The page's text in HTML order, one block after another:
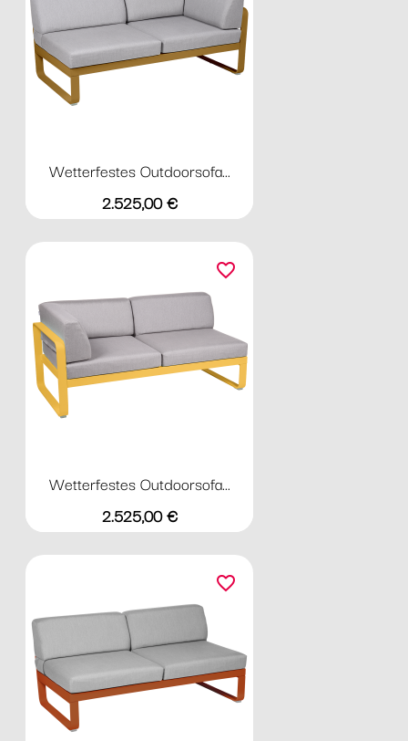
Wetterfestes Outdoorsofa...
Preis
2.525,00 €
Wetterfestes Outdoorsofa...
Preis
2.525,00 €
favorite_border
favorite_border